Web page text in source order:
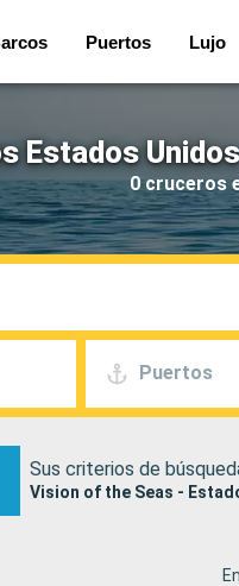
Puertos Lujo
Estados
0 cruceros
Puertos
Sus criterios de
Vision of the Seas -